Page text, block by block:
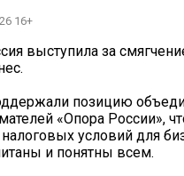
16+
выступила за
позицию
«Опора России»,
условий для
и понятны всем.